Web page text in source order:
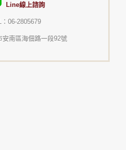
Line線上諮詢
06-2805679
安南區海佃路一段92號